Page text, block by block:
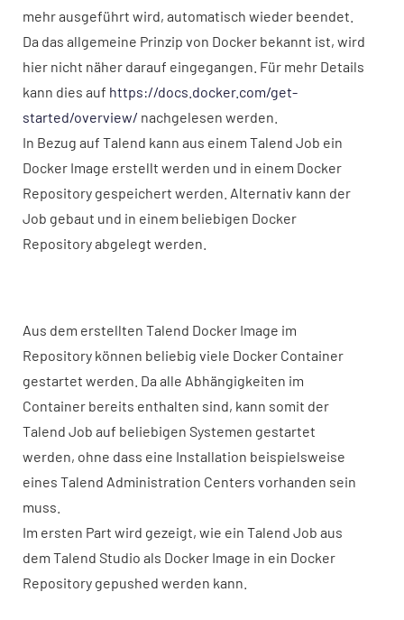
mehr ausgeführt wird, automatisch wieder beendet.
Da das allgemeine Prinzip von Docker bekannt ist, wird
hier nicht näher darauf eingegangen. Für mehr Details
kann dies auf https://docs.docker.com/get-
started/overview/ nachgelesen werden.
In Bezug auf Talend kann aus einem Talend Job ein
Docker Image erstellt werden und in einem Docker
Repository gespeichert werden. Alternativ kann der
Job gebaut und in einem beliebigen Docker
Repository abgelegt werden.
Aus dem erstellten Talend Docker Image im
Repository können beliebig viele Docker Container
gestartet werden. Da alle Abhängigkeiten im
Container bereits enthalten sind, kann somit der
Talend Job auf beliebigen Systemen gestartet
werden, ohne dass eine Installation beispielsweise
eines Talend Administration Centers vorhanden sein
muss.
Im ersten Part wird gezeigt, wie ein Talend Job aus
dem Talend Studio als Docker Image in ein Docker
Repository gepushed werden kann.